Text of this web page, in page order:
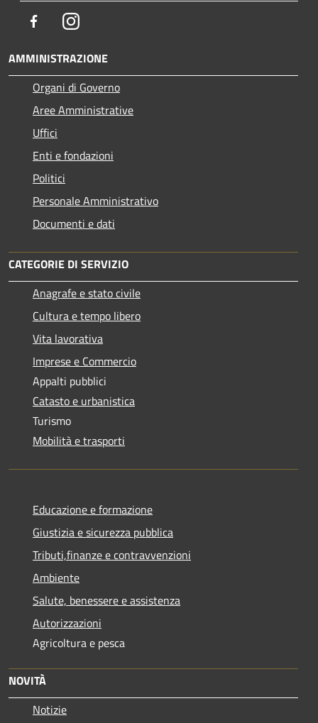
FacebookInstagram
AMMINISTRAZIONE
Organi di Governo
Aree Amministrative
Uffici
Enti e fondazioni
Politici
Personale Amministrativo
Documenti e dati
CATEGORIE DI SERVIZIO
Anagrafe e stato civile
Cultura e tempo libero
Vita lavorativa
Imprese e Commercio
Appalti pubblici
Catasto e urbanistica
Turismo
Mobilità e trasporti
Educazione e formazione
Giustizia e sicurezza pubblica
Tributi,finanze e contravvenzioni
Ambiente
Salute, benessere e assistenza
Autorizzazioni
Agricoltura e pesca
NOVITÀ
Notizie